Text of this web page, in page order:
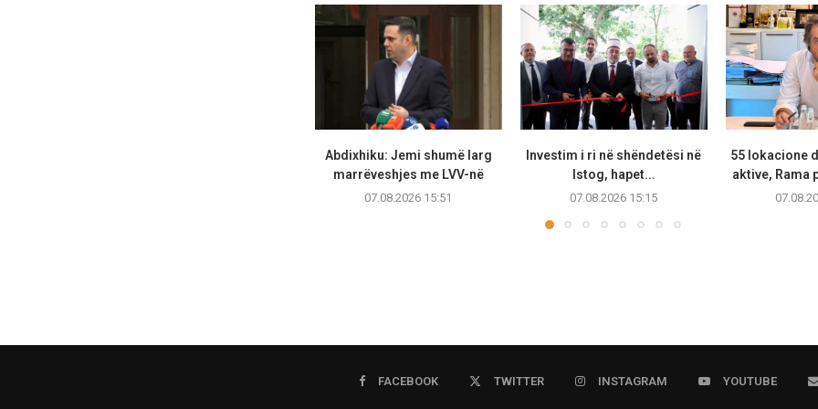
Abdixhiku: Jemi shumë larg
marrëveshjes me LVV-në
07.08.2026 15:51
Investim i ri në shëndetësi në
Istog, hapet...
07.08.2026 15:15
55 lokacione
aktive, Rama
FACEBOOK TWITTER INSTAGRAM YOUTUBE